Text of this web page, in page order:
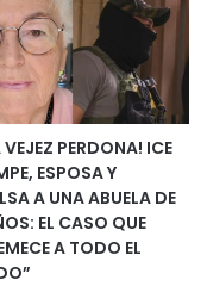
VEJEZ PERDONA! ICE
ESPOSA Y
A UNA ABUELA DE
EL CASO QUE
A TODO EL